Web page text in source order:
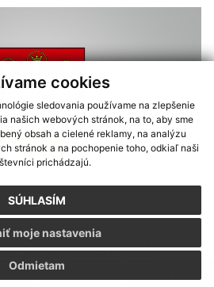
cookies
sledovania používame na zlepšenie
našich webových stránok, na to, aby sme
obsah a cielené reklamy, na analýzu
stránok a na pochopenie toho, odkiaľ naši
prichádzajú.
SÚHLASÍM
Odmietam
moje nastavenia
Matiašovce na roky